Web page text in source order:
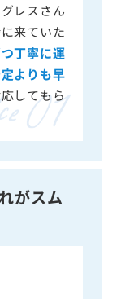
レスさん
来ていた
丁寧に運
よりも早
してもら
がスム